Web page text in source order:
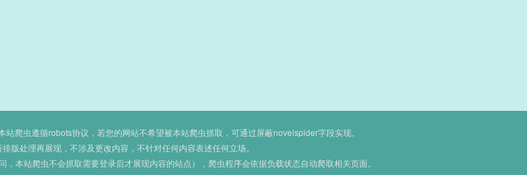
爬虫遵循robots协议，若您的网站不希望被本站爬虫抓取，可通过屏蔽novelspider字段实现。
版处理再展现，不涉及更改内容，不针对任何内容表述任何立场。
本站爬虫不会抓取需要登录后才展现内容的站点），爬虫程序会依据负载状态自动爬取相关页面。